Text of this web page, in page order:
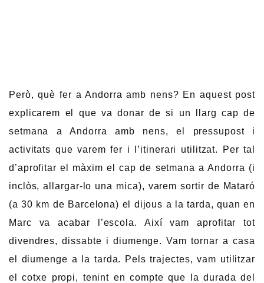
Però, què fer a Andorra amb nens? En aquest post
explicarem el que va donar de si un llarg cap de
setmana a Andorra amb nens, el pressupost i
activitats que varem fer i l’itinerari utilitzat. Per tal
d’aprofitar el màxim el cap de setmana a Andorra (i
inclòs, allargar-lo una mica), varem sortir de Mataró
(a 30 km de Barcelona) el dijous a la tarda, quan en
Marc va acabar l’escola. Així vam aprofitar tot
divendres, dissabte i diumenge. Vam tornar a casa
el diumenge a la tarda. Pels trajectes, vam utilitzar
el cotxe propi, tenint en compte que la durada del